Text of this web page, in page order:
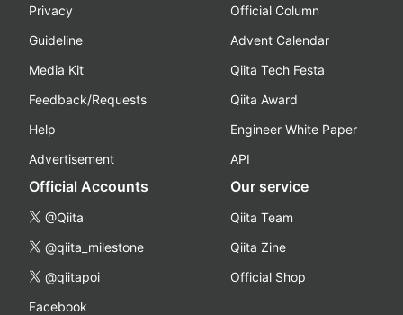
Privacy
Guideline
Media Kit
Feedback/Requests
Help
Advertisement
Official Column
Advent Calendar
Qiita Tech Festa
Qiita Award
Engineer White Paper
API
Official Accounts
@Qiita
@qiita_milestone
@qiitapoi
Facebook
Our service
Qiita Team
Qiita Zine
Official Shop